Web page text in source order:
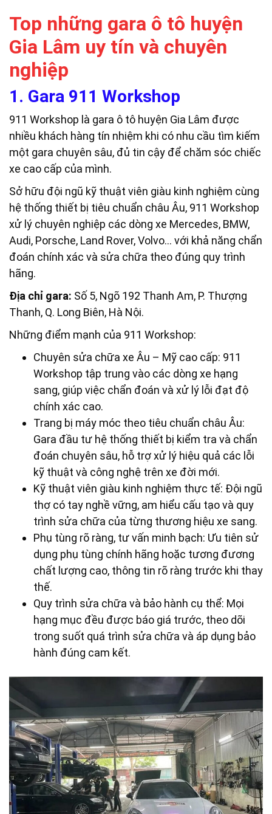
Top những gara ô tô huyện
Gia Lâm uy tín và chuyên
nghiệp
1. Gara 911 Workshop
911 Workshop là gara ô tô huyện Gia Lâm được
nhiều khách hàng tín nhiệm khi có nhu cầu tìm kiếm
một gara chuyên sâu, đủ tin cậy để chăm sóc chiếc
xe cao cấp của mình.
Sở hữu đội ngũ kỹ thuật viên giàu kinh nghiệm cùng
hệ thống thiết bị tiêu chuẩn châu Âu, 911 Workshop
xử lý chuyên nghiệp các dòng xe Mercedes, BMW,
Audi, Porsche, Land Rover, Volvo… với khả năng chẩn
đoán chính xác và sửa chữa theo đúng quy trình
hãng.
Địa chỉ gara: Số 5, Ngõ 192 Thanh Am, P. Thượng
Thanh, Q. Long Biên, Hà Nội.
Những điểm mạnh của 911 Workshop:
Chuyên sửa chữa xe Âu – Mỹ cao cấp: 911
Workshop tập trung vào các dòng xe hạng
sang, giúp việc chẩn đoán và xử lý lỗi đạt độ
chính xác cao.
Trang bị máy móc theo tiêu chuẩn châu Âu:
Gara đầu tư hệ thống thiết bị kiểm tra và chẩn
đoán chuyên sâu, hỗ trợ xử lý hiệu quả các lỗi
kỹ thuật và công nghệ trên xe đời mới.
Kỹ thuật viên giàu kinh nghiệm thực tế: Đội ngũ
thợ có tay nghề vững, am hiểu cấu tạo và quy
trình sửa chữa của từng thương hiệu xe sang.
Phụ tùng rõ ràng, tư vấn minh bạch: Ưu tiên sử
dụng phụ tùng chính hãng hoặc tương đương
chất lượng cao, thông tin rõ ràng trước khi thay
thế.
Quy trình sửa chữa và bảo hành cụ thể: Mọi
hạng mục đều được báo giá trước, theo dõi
trong suốt quá trình sửa chữa và áp dụng bảo
hành đúng cam kết.